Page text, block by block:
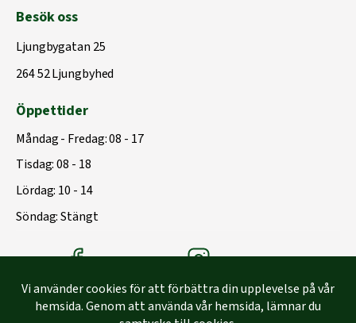
Besök oss
Ljungbygatan 25
264 52 Ljungbyhed
Öppettider
Måndag - Fredag: 08 - 17
Tisdag: 08 - 18
Lördag: 10 - 14
Söndag: Stängt
Träbolagets FacebookTräbolagets instagram